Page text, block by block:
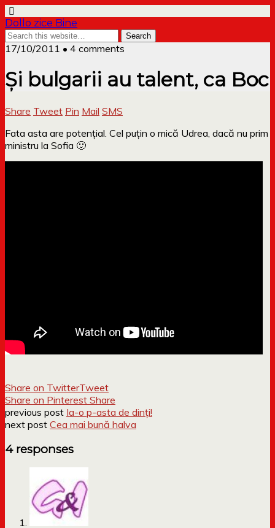
Dollo zice Bine
17/10/2011 • 4 comments
Și bulgarii au talent, ca Boc
Share Tweet Pin Mail SMS
Fata asta are potențial. Cel puțin o mică Udrea, dacă nu prim
ministru la Sofia 🙂
Share on TwitterTweet
Share on Pinterest Share
previous post Ia-o p-asta de dinți!
next post Cea mai bună halva
4 responses